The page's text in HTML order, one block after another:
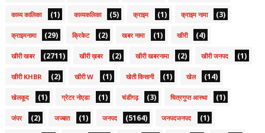
काव्य कालिका (1) काव्यकलिका (5) क्राइम (1) क्राइम नामा (3)
क्राइमनामा (29) क्रिकेट (2) खबर नामा (1) खीरी (4)
खीरी खबर (2711) खीरी ख़बर (2) खीरी खबरनामा (2) खीरी जनपद (1)
खीरी KHBR (2) खीरी W (1) खेती किसानी (1) खेल (14)
खेलकूद (1) ग्रेटर नोएडा (1) चंडीगढ़ (3) चित्रगुप्त आस्था (1)
जंपर (2) जज्बात (1) जनपद (5164) जनपदजनपद (1)